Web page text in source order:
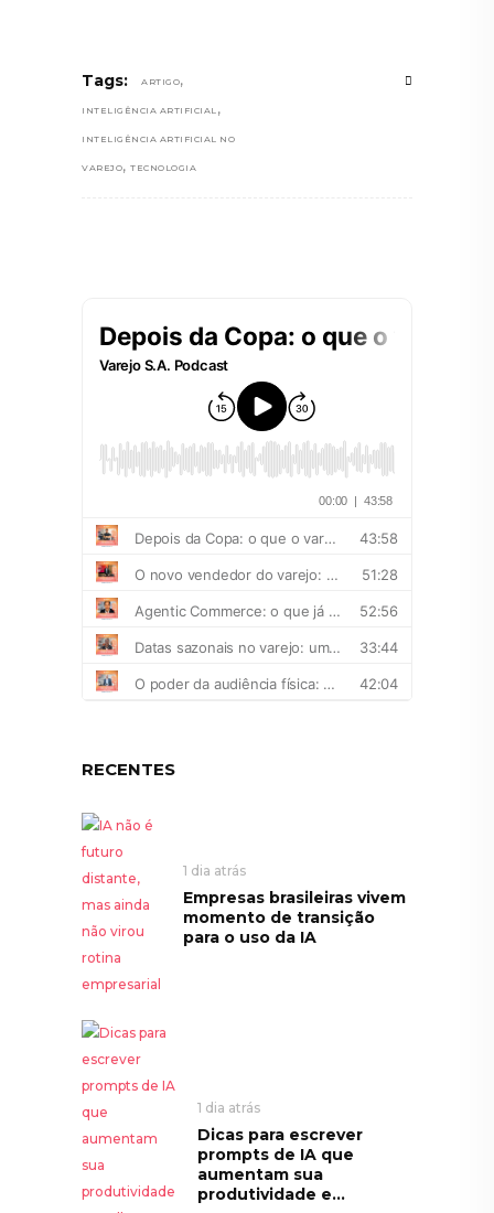
Tags: ARTIGO,
INTELIGÊNCIA ARTIFICIAL ,
INTELIGÊNCIA ARTIFICIAL NO
VAREJO, TECNOLOGIA
RECENTES
1 dia atrás
Empresas brasileiras vivem
momento de transição
para o uso da IA
1 dia atrás
Dicas para escrever
prompts de IA que
aumentam sua
produtividade e...